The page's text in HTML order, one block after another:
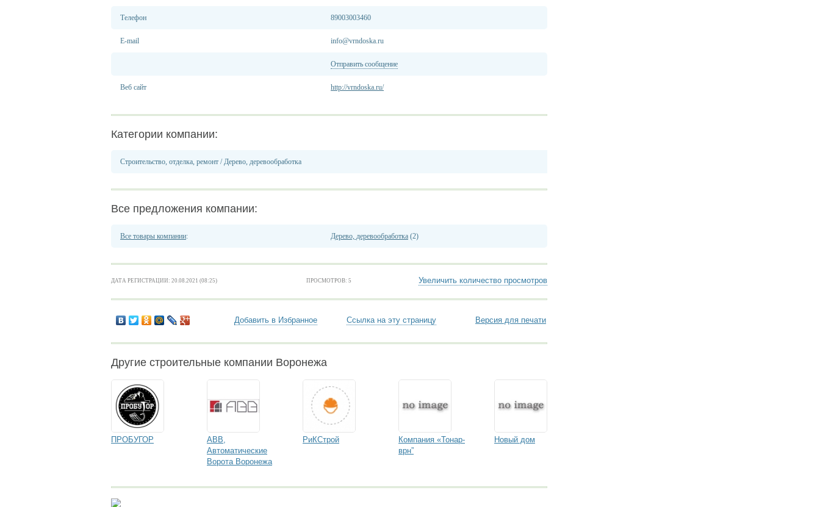
Телефон 89003003460
E-mail info@vrndoska.ru
Отправить сообщение
Веб сайт http://vrndoska.ru/
Категории компании:
Строительство, отделка, ремонт /Дерево, деревообработка
Все предложения компании:
Все товары компании: Дерево, деревообработка (2)
ДАТА РЕГИСТРАЦИИ: 20.08.2021 (08:25) ПРОСМОТРОВ: 5 Увеличить количество просмотров
Добавить в Избранное Ссылка на эту страницу Версия для печати
Другие строительные компании Воронежа
ПРОБУГОР
АВВ,
Автоматические
Ворота Воронежа
РиКСтрой
Компания «Тонар-
врн”
Новый дом